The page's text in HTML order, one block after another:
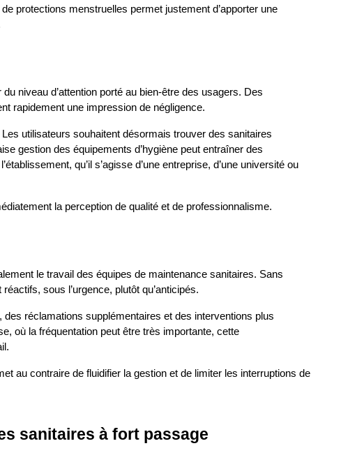
protections menstruelles permet justement d’apporter une
niveau d’attention porté au bien-être des usagers. Des
rapidement une impression de négligence.
utilisateurs souhaitent désormais trouver des sanitaires
gestion des équipements d’hygiène peut entraîner des
qu’il s’agisse d’une entreprise, d’une université ou
la perception de qualité et de professionnalisme.
le travail des équipes de maintenance sanitaires. Sans
sous l’urgence, plutôt qu’anticipés.
réclamations supplémentaires et des interventions plus
où la fréquentation peut être très importante, cette
au contraire de fluidifier la gestion et de limiter les interruptions de
sanitaires à fort passage